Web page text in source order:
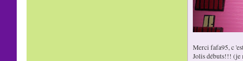
Merci fafa95, c
Jolis débuts!!! (je